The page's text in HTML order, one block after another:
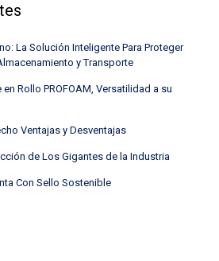
La Solución Inteligente Para Proteger
y Transporte
Rollo PROFOAM, Versatilidad a su
Ventajas y Desventajas
de Los Gigantes de la Industria
Con Sello Sostenible